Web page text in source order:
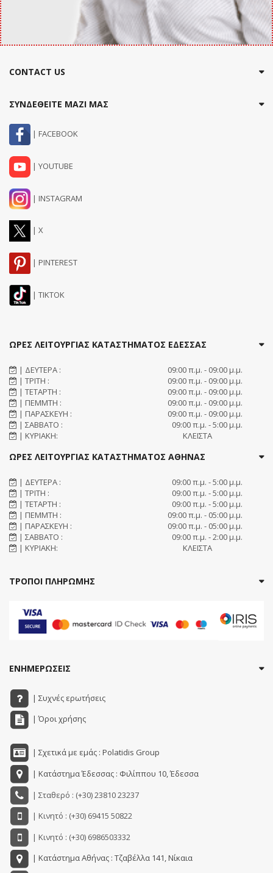
CONTACT US
ΣΥΝΔΕΘΕΙΤΕ ΜΑΖΙ ΜΑΣ
| FACEBOOK
| YOUTUBE
| INSTAGRAM
| X
| PINTEREST
| TIKTOK
ΩΡΕΣ ΛΕΙΤΟΥΡΓΙΑΣ ΚΑΤΑΣΤΗΜΑΤΟΣ ΕΔΕΣΣΑΣ
| ΔΕΥΤΕΡΑ :
09:00 π.μ. - 09:00 μ.μ.
| ΤΡΙΤΗ :
09:00 π.μ. - 09:00 μ.μ.
| ΤΕΤΑΡΤΗ :
09:00 π.μ. - 09:00 μ.μ.
| ΠΕΜΜΤΗ :
09:00 π.μ. - 09:00 μ.μ.
| ΠΑΡΑΣΚΕΥΗ :
09:00 π.μ. - 09:00 μ.μ.
| ΣΑΒΒΑΤΟ :
09:00 π.μ. - 5:00 μ.μ.
| ΚΥΡΙΑΚΗ:
ΚΛΕΙΣΤΑ
ΩΡΕΣ ΛΕΙΤΟΥΡΓΙΑΣ ΚΑΤΑΣΤΗΜΑΤΟΣ ΑΘΗΝΑΣ
| ΔΕΥΤΕΡΑ :
09:00 π.μ. - 5:00 μ.μ.
| ΤΡΙΤΗ :
09:00 π.μ. - 5:00 μ.μ.
| ΤΕΤΑΡΤΗ :
09:00 π.μ. - 5:00 μ.μ.
| ΠΕΜΜΤΗ :
09:00 π.μ. - 05:00 μ.μ.
| ΠΑΡΑΣΚΕΥΗ :
09:00 π.μ. - 05:00 μ.μ.
| ΣΑΒΒΑΤΟ :
09:00 π.μ. - 2:00 μ.μ.
| ΚΥΡΙΑΚΗ:
ΚΛΕΙΣΤΑ
ΤΡΟΠΟΙ ΠΛΗΡΩΜΗΣ
ΕΝΗΜΕΡΩΣΕΙΣ
| Συχνές ερωτήσεις
| Όροι χρήσης
| Σχετικά με εμάς : Polatidis Group
| Κατάστημα Έδεσσας : Φιλίππου 10, Έδεσσα
| Σταθερό : (+30) 23810 23237
| Κινητό : (+30) 69415 50822
| Κινητό : (+30) 6986503332
| Κατάστημα Αθήνας : Τζαβέλλα 141, Νίκαια